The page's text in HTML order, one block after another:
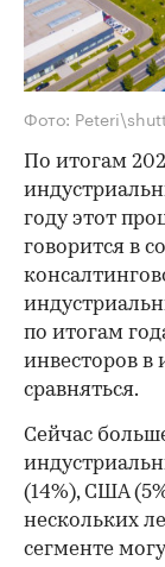
Фото:
По итогам
году этот
говорится в
по итогам
инвесторов в
сравняться.
Сейчас
(14%), США
нескольких
сегменте